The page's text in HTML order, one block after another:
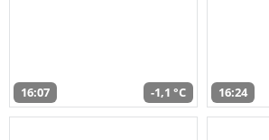
16:07 -1,1 °C 16:24